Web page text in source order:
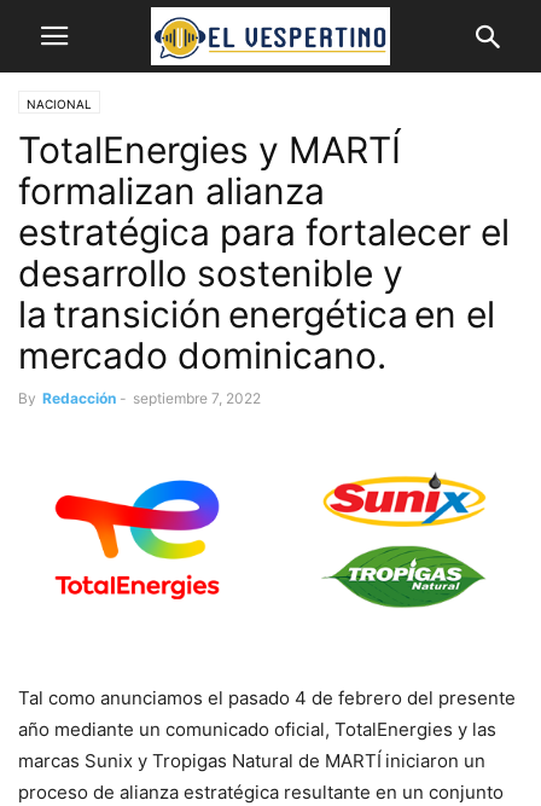
NACIONAL
TotalEnergies y MARTÍ
formalizan alianza
estratégica para fortalecer el
desarrollo sostenible y
la transición energética en el
mercado dominicano.
By Redacción - septiembre 7, 2022
Tal como anunciamos el pasado 4 de febrero del presente
año mediante un comunicado oficial, TotalEnergies y las
marcas Sunix y Tropigas Natural de MARTÍ iniciaron un
proceso de alianza estratégica resultante en un conjunto